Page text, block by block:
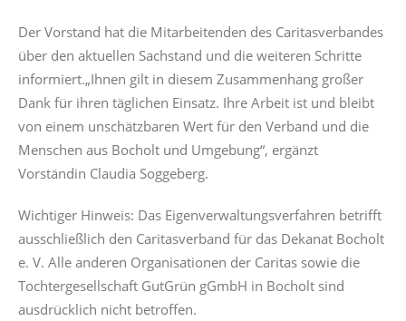
Der Vorstand hat die Mitarbeitenden des Caritasverbandes
über den aktuellen Sachstand und die weiteren Schritte
informiert.„Ihnen gilt in diesem Zusammenhang großer
Dank für ihren täglichen Einsatz. Ihre Arbeit ist und bleibt
von einem unschätzbaren Wert für den Verband und die
Menschen aus Bocholt und Umgebung“, ergänzt
Vorständin Claudia Soggeberg.
Wichtiger Hinweis: Das Eigenverwaltungsverfahren betrifft
ausschließlich den Caritasverband für das Dekanat Bocholt
e. V. Alle anderen Organisationen der Caritas sowie die
Tochtergesellschaft GutGrün gGmbH in Bocholt sind
ausdrücklich nicht betroffen.